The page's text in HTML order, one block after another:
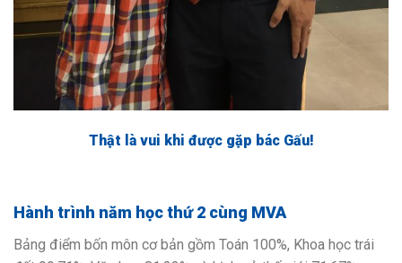
Thật là vui khi được gặp bác Gấu!
Hành trình năm học thứ 2 cùng MVA
Bảng điểm bốn môn cơ bản gồm Toán 100%, Khoa học trái